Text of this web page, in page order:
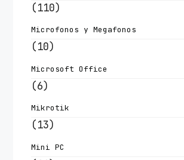
(110)
Microfonos y Megafonos
(10)
Microsoft Office
(6)
Mikrotik
(13)
Mini PC